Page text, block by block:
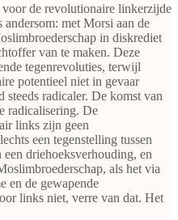
de revolutionaire linkerzijde
met Morsi aan de
in diskrediet
van te maken. Deze
tegenrevoluties, terwijl
potentieel niet in gevaar
steeds radicaler. De komst van
radicalisering. De
links zijn geen
een tegenstelling tussen
driehoeksverhouding, en
als het via
en de gewapende
links niet, verre van dat. Het